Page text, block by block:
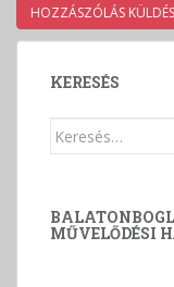
KERESÉS
Keresés:
MŰVELŐDÉSI